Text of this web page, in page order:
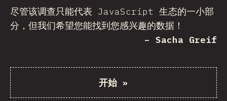
尽管该调查只能代表 JavaScript 生态的一小部
分，但我们希望您能找到您感兴趣的数据！
– Sacha Greif
开始»